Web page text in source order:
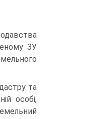
ЗУ
та
особі,